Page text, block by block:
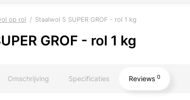
op rol Staalwol 5 SUPER GROF - rol 1 kg
GROF - rol 1 kg
Omschrijving Specificaties Reviews 0